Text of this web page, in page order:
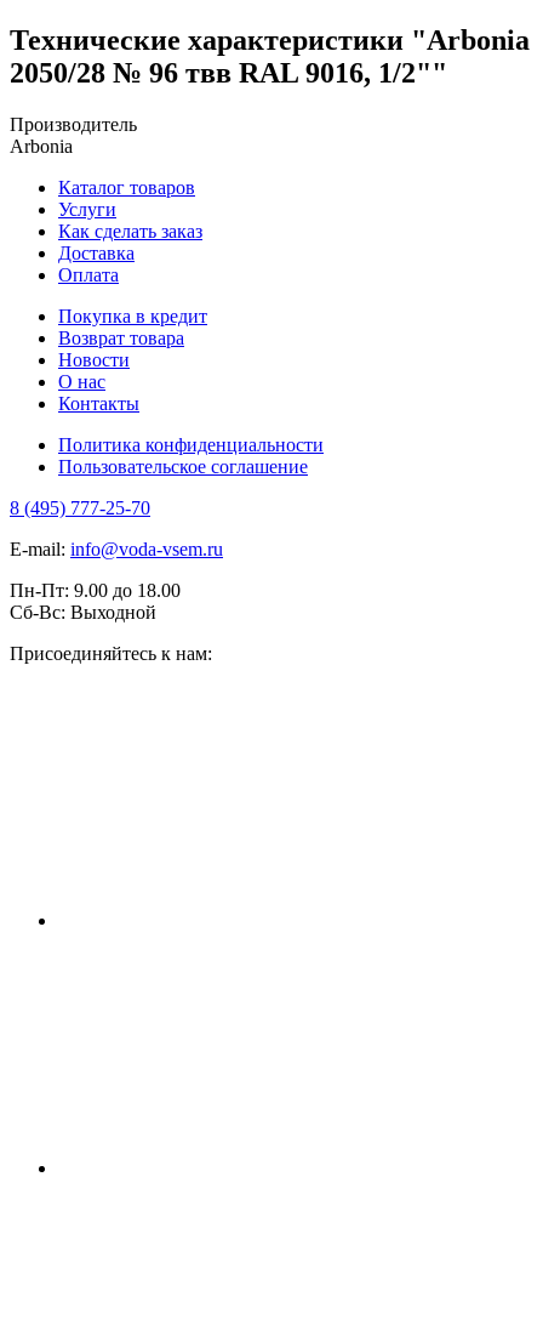
Технические характеристики "Arbonia
2050/28 № 96 твв RAL 9016, 1/2""
Производитель
Arbonia
Каталог товаров
Услуги
Как сделать заказ
Доставка
Оплата
Покупка в кредит
Возврат товара
Новости
О нас
Контакты
Политика конфиденциальности
Пользовательское соглашение
8 (495) 777-25-70
E-mail: info@voda-vsem.ru
Пн-Пт: 9.00 до 18.00
Сб-Вс: Выходной
Присоединяйтесь к нам: